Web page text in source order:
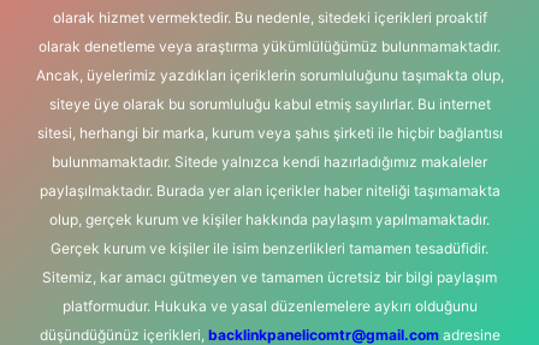
olarak hizmet vermektedir. Bu nedenle, sitedeki içerikleri proaktif
olarak denetleme veya araştırma yükümlülüğümüz bulunmamaktadır.
Ancak, üyelerimiz yazdıkları içeriklerin sorumluluğunu taşımakta olup,
siteye üye olarak bu sorumluluğu kabul etmiş sayılırlar. Bu internet
sitesi, herhangi bir marka, kurum veya şahıs şirketi ile hiçbir bağlantısı
bulunmamaktadır. Sitede yalnızca kendi hazırladığımız makaleler
paylaşılmaktadır. Burada yer alan içerikler haber niteliği taşımamakta
olup, gerçek kurum ve kişiler hakkında paylaşım yapılmamaktadır.
Gerçek kurum ve kişiler ile isim benzerlikleri tamamen tesadüfidir.
Sitemiz, kar amacı gütmeyen ve tamamen ücretsiz bir bilgi paylaşım
platformudur. Hukuka ve yasal düzenlemelere aykırı olduğunu
düşündüğünüz içerikleri, backlinkpanelicomtr@gmail.comadresine